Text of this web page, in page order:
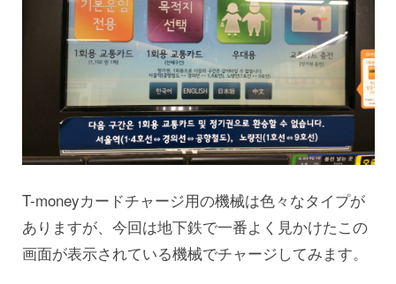
T-moneyカードチャージ用の機械は色々なタイプが
ありますが、今回は地下鉄で一番よく見かけたこの
画面が表示されている機械でチャージしてみます。